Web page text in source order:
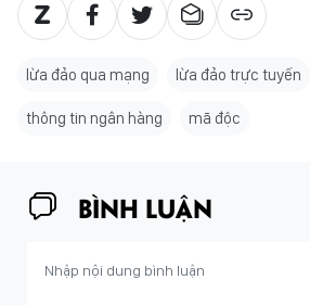
lừa đảo qua mạng lừa đảo trực tuyến
thông tin ngân hàng mã độc
BÌNH LUẬN